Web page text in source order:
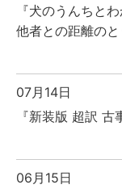
『犬のうんちと
他者との距離の
07月14日
『新装版 超訳 古
06月15日